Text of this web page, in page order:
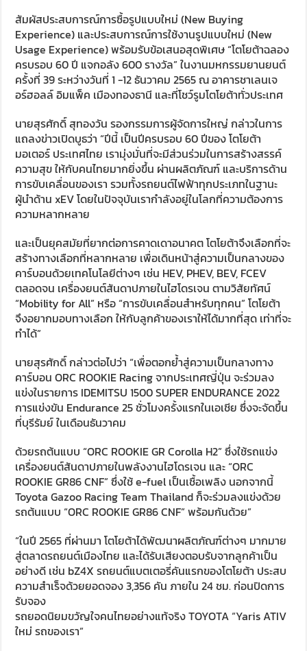
สัมผัสประสบการณ์การซื้อรูปแบบใหม่ (New Buying
Experience) และประสบการณ์การใช้งานรูปแบบใหม่ (New
Usage Experience) พร้อมรับข้อเสนอสุดพิเศษ “โตโยต้าฉลอง
ครบรอบ 60 ปี แจกอลัง 600 รางวัล” ในงานมหกรรมยานยนต์
ครั้งที่ 39 ระหว่างวันที่ 1 -12 ธันวาคม 2565 ณ อาคารชาเลนเจ
อร์ฮอลล์ อิมแพ็ค เมืองทองธานี และที่โชว์รูมโตโยต้าทั่วประเทศ
นายสุรศักดิ์ สุทองวัน รองกรรมการผู้จัดการใหญ่ กล่าวในการ
แถลงข่าวเปิดบูธว่า “ปีนี้ เป็นปีครบรอบ 60 ปีของ โตโยต้า
มอเตอร์ ประเทศไทย เรามุ่งมั่นที่จะมีส่วนร่วมในการสร้างสรรค์
ความสุข ให้กับคนไทยมากยิ่งขึ้น ผ่านผลิตภัณฑ์ และบริการด้าน
การขับเคลื่อนของเรา รวมทั้งรถยนต์ไฟฟ้าทุกประเภทในฐานะ
ผู้นำด้าน xEV โดยในปัจจุบันเรากำลังอยู่ในโลกที่ความต้องการ
ความหลากหลาย
และเป็นยุคสมัยที่ยากต่อการคาดเดาอนาคต โตโยต้าจึงเลือกที่จะ
สร้างทางเลือกที่หลากหลาย เพื่อเดินหน้าสู่ความเป็นกลางของ
คาร์บอนด้วยเทคโนโลยีต่างๆ เช่น HEV, PHEV, BEV, FCEV
ตลอดจน เครื่องยนต์สันดาปภายในไฮโดรเจน ตามวิสัยทัศน์
“Mobility for All” หรือ “การขับเคลื่อนสำหรับทุกคน” โตโยต้า
จึงอยากมอบทางเลือก ให้กับลูกค้าของเราให้ได้มากที่สุด เท่าที่จะ
ทำได้”
นายสุรศักดิ์ กล่าวต่อไปว่า “เพื่อตอกย้ำสู่ความเป็นกลางทาง
คาร์บอน ORC ROOKIE Racing จากประเทศญี่ปุ่น จะร่วมลง
แข่งในรายการ IDEMITSU 1500 SUPER ENDURANCE 2022
การแข่งขัน Endurance 25 ชั่วโมงครั้งแรกในเอเชีย ซึ่งจะจัดขึ้น
ที่บุรีรัมย์ ในเดือนธันวาคม
ด้วยรถต้นแบบ “ORC ROOKIE GR Corolla H2” ซึ่งใช้รถแข่ง
เครื่องยนต์สันดาปภายในพลังงานไฮโดรเจน และ “ORC
ROOKIE GR86 CNF” ซึ่งใช้ e-fuel เป็นเชื้อเพลิง นอกจากนี้
Toyota Gazoo Racing Team Thailand ก็จะร่วมลงแข่งด้วย
รถต้นแบบ “ORC ROOKIE GR86 CNF” พร้อมกันด้วย”
“ในปี 2565 ที่ผ่านมา โตโยต้าได้พัฒนาผลิตภัณฑ์ต่างๆ มากมาย
สู่ตลาดรถยนต์เมืองไทย และได้รับเสียงตอบรับจากลูกค้าเป็น
อย่างดี เช่น bZ4X รถยนต์แบตเตอรี่คันแรกของโตโยต้า ประสบ
ความสำเร็จด้วยยอดจอง 3,356 คัน ภายใน 24 ชม. ก่อนปิดการ
รับจอง
รถยอดนิยมขวัญใจคนไทยอย่างแท้จริง TOYOTA “Yaris ATIV
ใหม่ รถของเรา”